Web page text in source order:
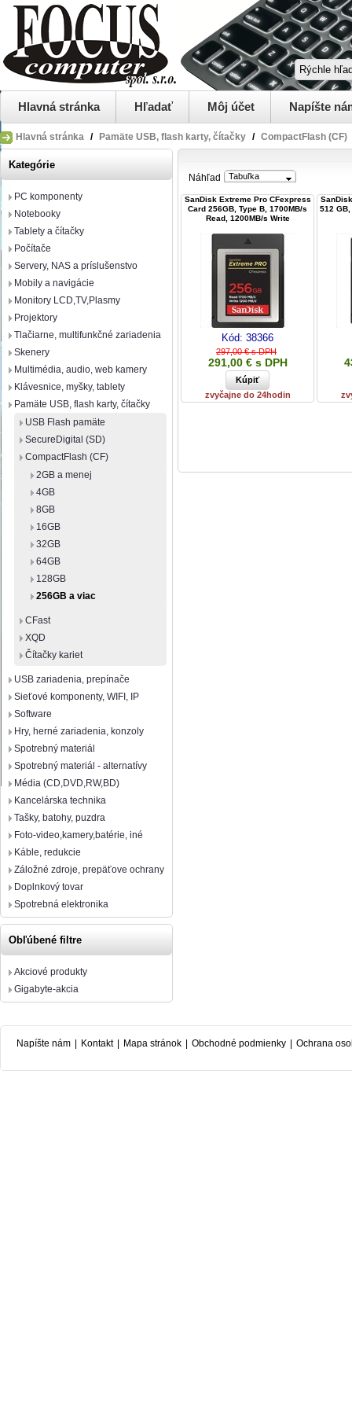
Hlavná stránka Hľadať Môj účet Napíšte
Hlavná stránka / Pamäte USB, flash karty, čítačky / CompactFlash (CF)
Kategórie
PC komponenty
Notebooky
Tablety a čítačky
Počítače
Servery, NAS a príslušenstvo
Mobily a navigácie
Monitory LCD,TV,Plasmy
Projektory
Tlačiarne, multifunkčné zariadenia
Skenery
Multimédia, audio, web kamery
Klávesnice, myšky, tablety
Pamäte USB, flash karty, čítačky
USB Flash pamäte
SecureDigital (SD)
CompactFlash (CF)
2GB a menej
4GB
8GB
16GB
32GB
64GB
128GB
256GB a viac
CFast
XQD
Čítačky kariet
USB zariadenia, prepínače
Sieťové komponenty, WIFI, IP
Software
Hry, herné zariadenia, konzoly
Spotrebný materiál
Spotrebný materiál - alternatívy
Média (CD,DVD,RW,BD)
Kancelárska technika
Tašky, batohy, puzdra
Foto-video,kamery,batérie, iné
Káble, redukcie
Záložné zdroje, prepäťove ochrany
Doplnkový tovar
Spotrebná elektronika
Obľúbené filtre
Akciové produkty
Gigabyte-akcia
Náhľad Tabuľka
SanDisk Extreme Pro CFexpress
Card 256GB, Type B, 1700MB/s
Read, 1200MB/s Write
Kód: 38366
297,00 € s DPH
291,00 € s DPH
zvyčajne do 24hodin
512
Napíšte nám Kontakt Mapa stránok Obchodné podmienky Ochrana